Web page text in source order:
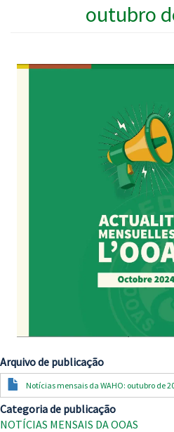
outubro
Arquivo de publicação
DocumentoNotícias mensais da WAHO: outubro de
Categoria de publicação
NOTÍCIAS MENSAIS DA OOAS